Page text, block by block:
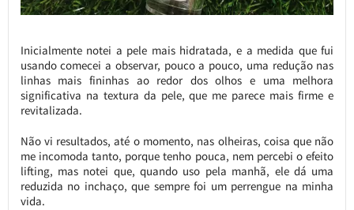
Inicialmente notei a pele mais hidratada, e a medida que fui
usando comecei a observar, pouco a pouco, uma redução nas
linhas mais fininhas ao redor dos olhos e uma melhora
significativa na textura da pele, que me parece mais firme e
revitalizada.
Não vi resultados, até o momento, nas olheiras, coisa que não
me incomoda tanto, porque tenho pouca, nem percebi o efeito
lifting, mas notei que, quando uso pela manhã, ele dá uma
reduzida no inchaço, que sempre foi um perrengue na minha
vida.